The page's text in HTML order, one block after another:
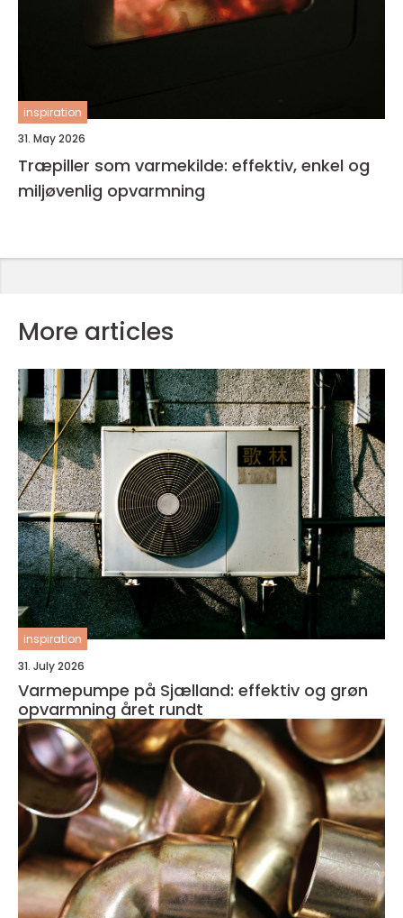
inspiration
31. May 2026
Træpiller som varmekilde: effektiv, enkel og
miljøvenlig opvarmning
More articles
inspiration
31. July 2026
Varmepumpe på Sjælland: effektiv og grøn
opvarmning året rundt